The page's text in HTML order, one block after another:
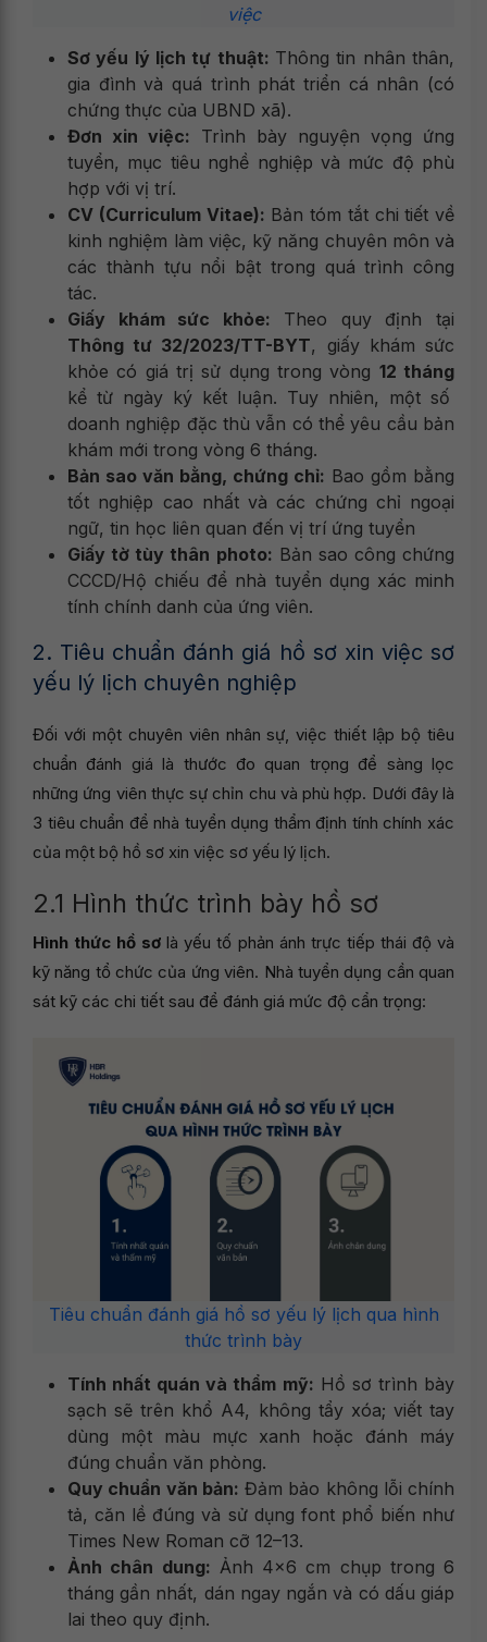
việc
Sơ yếu lý lịch tự thuật: Thông tin nhân thân,
gia đình và quá trình phát triển cá nhân (có
chứng thực của UBND xã).
Đơn xin việc: Trình bày nguyện vọng ứng
tuyển, mục tiêu nghề nghiệp và mức độ phù
hợp với vị trí.
CV (Curriculum Vitae): Bản tóm tắt chi tiết về
kinh nghiệm làm việc, kỹ năng chuyên môn và
các thành tựu nổi bật trong quá trình công
tác.
Giấy khám sức khỏe: Theo quy định tại
Thông tư 32/2023/TT-BYT, giấy khám sức
khỏe có giá trị sử dụng trong vòng 12 tháng
kể từ ngày ký kết luận. Tuy nhiên, một số
doanh nghiệp đặc thù vẫn có thể yêu cầu bản
khám mới trong vòng 6 tháng.
Bản sao văn bằng, chứng chỉ: Bao gồm bằng
tốt nghiệp cao nhất và các chứng chỉ ngoại
ngữ, tin học liên quan đến vị trí ứng tuyển
Giấy tờ tùy thân photo: Bản sao công chứng
CCCD/Hộ chiếu để nhà tuyển dụng xác minh
tính chính danh của ứng viên.
2. Tiêu chuẩn đánh giá hồ sơ xin việc sơ
yếu lý lịch chuyên nghiệp
Đối với một chuyên viên nhân sự, việc thiết lập bộ tiêu
chuẩn đánh giá là thước đo quan trọng để sàng lọc
những ứng viên thực sự chỉn chu và phù hợp. Dưới đây là
3 tiêu chuẩn để nhà tuyển dụng thẩm định tính chính xác
của một bộ hồ sơ xin việc sơ yếu lý lịch.
2.1 Hình thức trình bày hồ sơ
Hình thức hồ sơ là yếu tố phản ánh trực tiếp thái độ và
kỹ năng tổ chức của ứng viên. Nhà tuyển dụng cần quan
sát kỹ các chi tiết sau để đánh giá mức độ cẩn trọng:
Tiêu chuẩn đánh giá hồ sơ yếu lý lịch qua hình
thức trình bày
Tính nhất quán và thẩm mỹ: Hồ sơ trình bày
sạch sẽ trên khổ A4, không tẩy xóa; viết tay
dùng một màu mực xanh hoặc đánh máy
đúng chuẩn văn phòng.
Quy chuẩn văn bản: Đảm bảo không lỗi chính
tả, căn lề đúng và sử dụng font phổ biến như
Times New Roman cỡ 12–13.
Ảnh chân dung: Ảnh 4x6 cm chụp trong 6
tháng gần nhất, dán ngay ngắn và có dấu giáp
lai theo quy định.